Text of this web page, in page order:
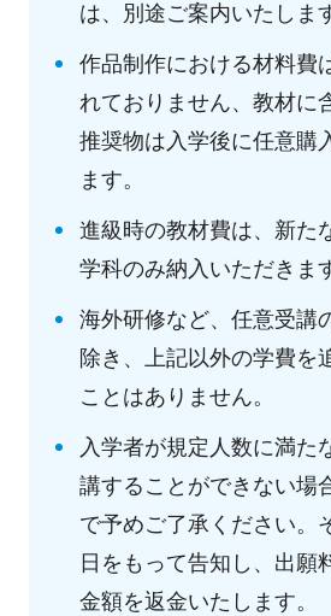
は、別途ご案内いたしま
作品制作における材料費
れておりません、教材に
推奨物は入学後に任意購
ます。
進級時の教材費は、新た
学科のみ納入いただきま
海外研修など、任意受講
除き、上記以外の学費を
ことはありません。
入学者が規定人数に満た
講することができない場
で予めご了承ください。
日をもって告知し、出願
金額を返金いたします。